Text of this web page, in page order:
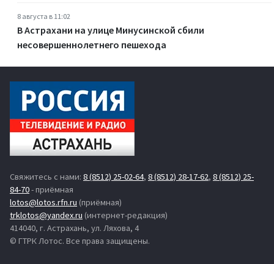
8 августа в 11:02
В Астрахани на улице Минусинской сбили
несовершеннолетнего пешехода
Свяжитесь с нами: 8 (8512) 25-02-64, 8 (8512) 28-17-62, 8 (8512) 25-
84-70- приёмная
lotos@lotos.rfn.ru (приёмная)
trklotos@yandex.ru (интернет-редакция)
414040, г. Астрахань, ул. Ляхова, 4
© ГТРК Лотос. Все права защищены.